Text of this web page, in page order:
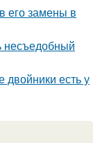
его замены в
несъедобный
двойники есть у